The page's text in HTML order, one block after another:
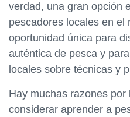
verdad, una gran opción
pescadores locales en el
oportunidad única para
auténtica de pesca y
locales sobre técnicas y
Hay muchas razones
considerar aprender a